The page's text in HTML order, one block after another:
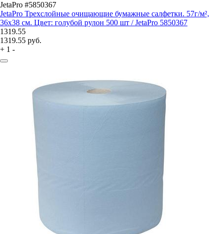
JetaPro #5850367
JetaPro Трехслойные очищающие бумажные салфетки. 57г/м²,
36х38 см. Цвет: голубой рулон 500 шт / JetaPro 5850367
1319.55
1319.55 руб.
+ 1 -